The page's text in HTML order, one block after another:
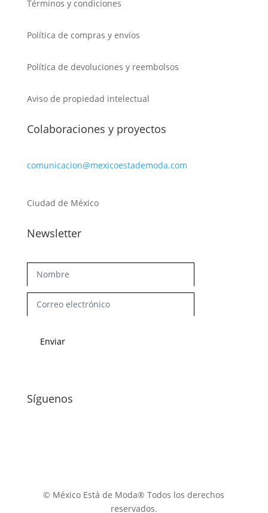
Términos y condiciones
Política de compras y envíos
Política de devoluciones y reembolsos
Aviso de propiedad intelectual
Colaboraciones y proyectos
comunicacion@mexicoestademoda.com
Ciudad de México
Newsletter
Newsletter
Enviar
Síguenos
© México Está de Moda® Todos los derechos
reservados.